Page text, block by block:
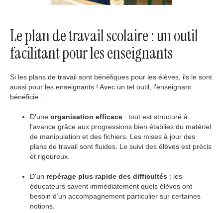
Le plan de travail scolaire : un outil
facilitant pour les enseignants
Si les plans de travail sont bénéfiques pour les élèves, ils le sont
aussi pour les enseignants ! Avec un tel outil, l'enseignant
bénéficie :
D'une organisation efficace : tout est structuré à
l'avance grâce aux progressions bien établies du matériel
de manipulation et des fichiers. Les mises à jour des
plans de travail sont fluides. Le suivi des élèves est précis
et rigoureux.
D'un repérage plus rapide des difficultés : les
éducateurs savent immédiatement quels élèves ont
besoin d’un accompagnement particulier sur certaines
notions.